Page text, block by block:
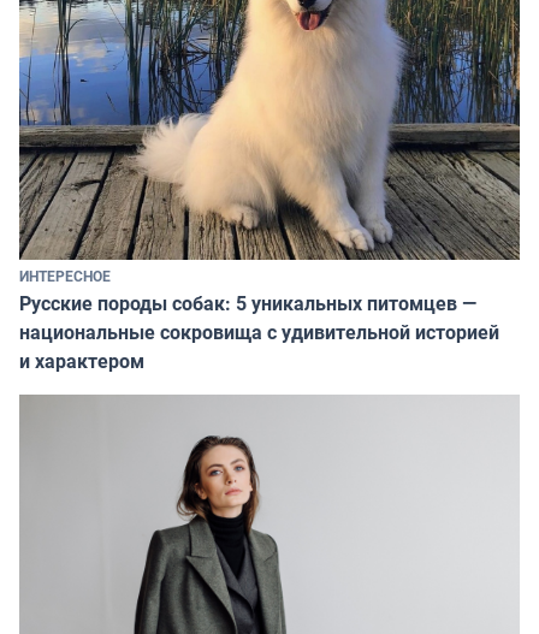
ИНТЕРЕСНОЕ
Русские породы собак: 5 уникальных питомцев —
национальные сокровища с удивительной историей
и характером